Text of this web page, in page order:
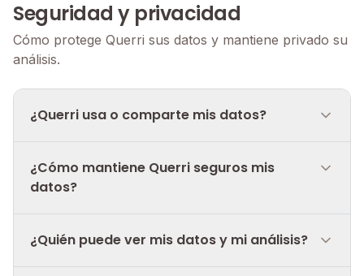
Seguridad y privacidad
Cómo protege Querri sus datos y mantiene privado su
análisis.
¿Querri usa o comparte mis datos?
¿Cómo mantiene Querri seguros mis
datos?
¿Quién puede ver mis datos y mi análisis?